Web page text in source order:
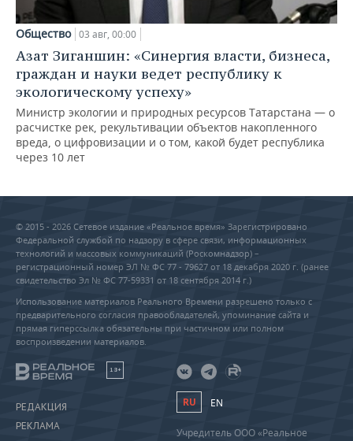
Общество 03 авг, 00:00
Азат Зиганшин: «Синергия власти, бизнеса,
граждан и науки ведет республику к
экологическому успеху»
Министр экологии и природных ресурсов Татарстана — о
расчистке рек, рекультивации объектов накопленного
вреда, о цифровизации и о том, какой будет республика
через 10 лет
© 2015 - 2026 Сетевое издание «Реальное время» Зарегистрировано
Федеральной службой по надзору в сфере связи, информационных
технологий и массовых коммуникаций (Роскомнадзор) –
регистрационный номер ЭЛ № ФС 77 - 79627 от 18 декабря 2020 г. (ранее
свидетельство Эл № ФС 77-59331 от 18 сентября 2014 г.)
Использование материалов Реального Времени разрешено только с
предварительного согласия правообладателей, упоминание сайта и
прямая гиперссылка обязательны при частичном или полном
воспроизведении материалов.
18+
РЕДАКЦИЯ
РЕКЛАМА
RU EN
Учредитель ООО «Реальное